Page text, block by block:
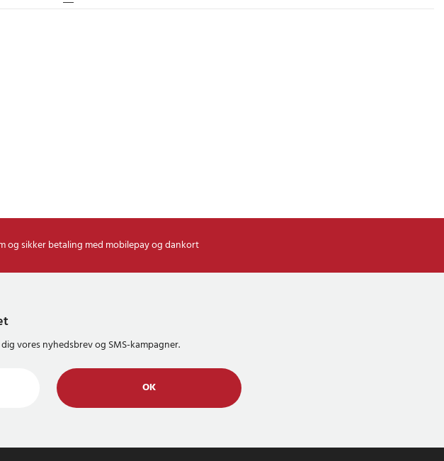
og sikker betaling med mobilepay og dankort
vores nyhedsbrev og SMS-kampagner.
OK